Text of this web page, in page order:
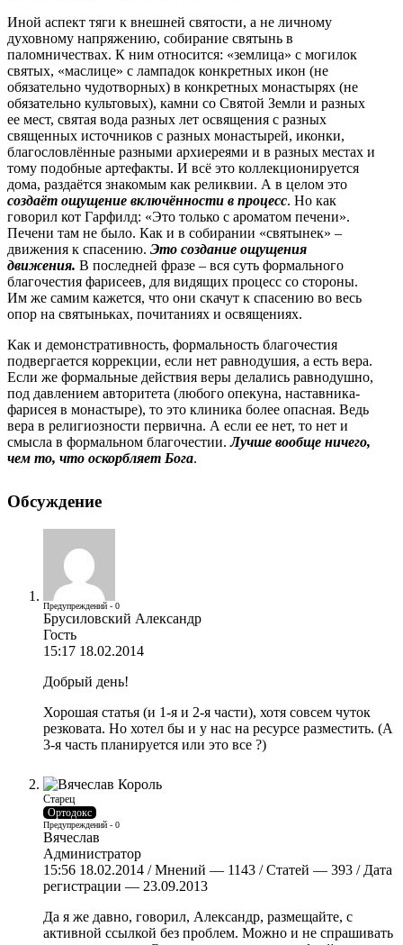
Иной аспект тяги к внешней святости, а не личному
духовному напряжению, собирание святынь в
паломничествах. К ним относится: «землица» с могилок
святых, «маслице» с лампадок конкретных икон (не
обязательно чудотворных) в конкретных монастырях (не
обязательно культовых), камни со Святой Земли и разных
ее мест, святая вода разных лет освящения с разных
священных источников с разных монастырей, иконки,
благословлённые разными архиереями и в разных местах и
тому подобные артефакты. И всё это коллекционируется
дома, раздаётся знакомым как реликвии. А в целом это
создаёт ощущение включённости в процесс. Но как
говорил кот Гарфилд: «Это только с ароматом печени».
Печени там не было. Как и в собирании «святынек» –
движения к спасению. Это создание ощущения
движения. В последней фразе – вся суть формального
благочестия фарисеев, для видящих процесс со стороны.
Им же самим кажется, что они скачут к спасению во весь
опор на святыньках, почитаниях и освящениях.
Как и демонстративность, формальность благочестия
подвергается коррекции, если нет равнодушия, а есть вера.
Если же формальные действия веры делались равнодушно,
под давлением авторитета (любого опекуна, наставника-
фарисея в монастыре), то это клиника более опасная. Ведь
вера в религиозности первична. А если ее нет, то нет и
смысла в формальном благочестии.Лучше вообще ничего,
чем то, что оскорбляет Бога.
Обсуждение
Предупреждений - 0
Брусиловский Александр
Гость
15:17 18.02.2014
Добрый день!
Хорошая статья (и 1-я и 2-я части), хотя совсем чуток
резковата. Но хотел бы и у нас на ресурсе разместить. (А
3-я часть планируется или это все ?)
Старец
Ортодокс
Предупреждений - 0
Вячеслав
Администратор
15:56 18.02.2014 / Мнений — 1143 / Статей — 393 / Дата
регистрации — 23.09.2013
Да я же давно, говорил, Александр, размещайте, с
активной ссылкой без проблем. Можно и не спрашивать